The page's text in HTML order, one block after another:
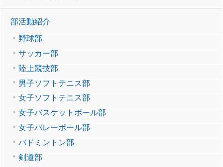
部活動紹介
野球部
サッカー部
陸上競技部
男子ソフトテニス部
女子ソフトテニス部
女子バスケットボール部
女子バレーボール部
バドミントン部
剣道部